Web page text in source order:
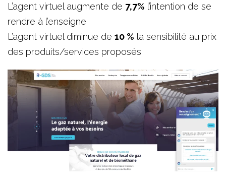
L’agent virtuel augmente de 7,7% l’intention de se
rendre à l’enseigne
L’agent virtuel diminue de 10 % la sensibilité au prix
des produits/services proposés